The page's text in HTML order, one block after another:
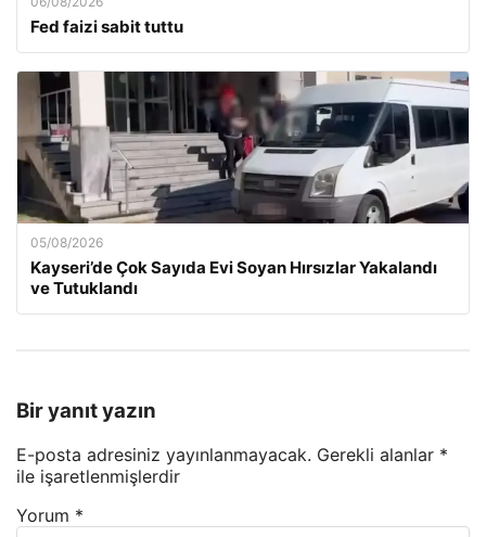
Fed faizi sabit tuttu
05/08/2026
Kayseri’de Çok Sayıda Evi Soyan Hırsızlar Yakalandı
ve Tutuklandı
Bir yanıt yazın
E-posta adresiniz yayınlanmayacak. Gerekli alanlar *
ile işaretlenmişlerdir
Yorum *